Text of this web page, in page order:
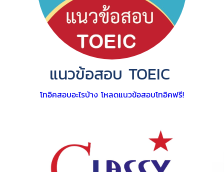
แนวข้อสอบ TOEIC
โทอิคสอบอะไรบ้าง โหลดแนวข้อสอบโทอิคฟรี!